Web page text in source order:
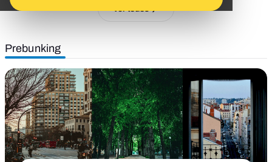
Ver todos
Prebunking